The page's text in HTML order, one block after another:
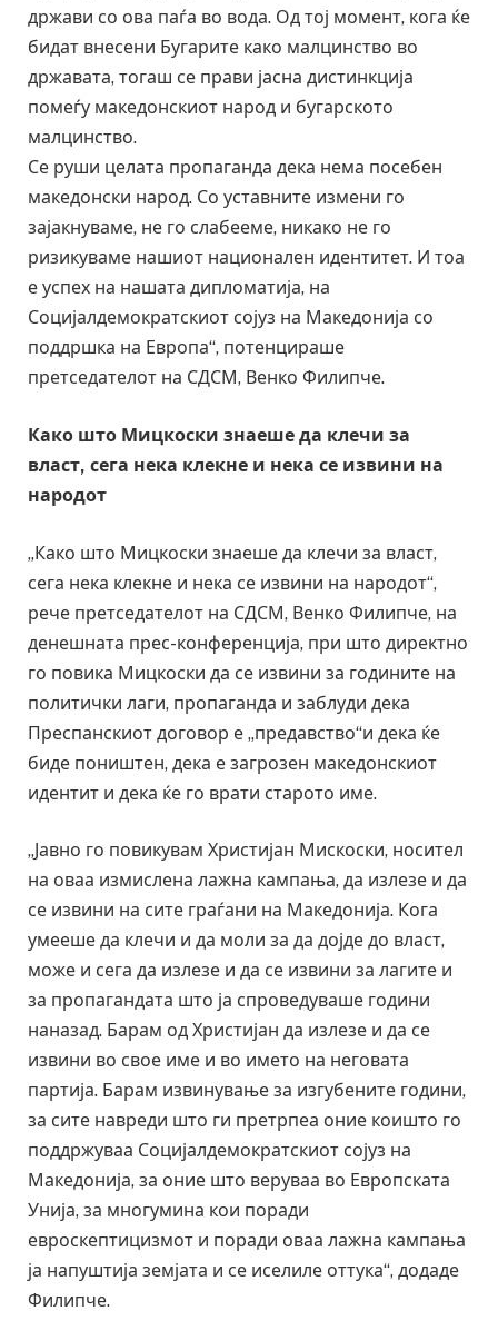
држави со ова паѓа во вода. Од тој момент, кога ќе
бидат внесени Бугарите како малцинство во
државата, тогаш се прави јасна дистинкција
помеѓу македонскиот народ и бугарското
малцинство.
Се руши целата пропаганда дека нема посебен
македонски народ. Со уставните измени го
зајакнуваме, не го слабееме, никако не го
ризикуваме нашиот национален идентитет. И тоа
е успех на нашата дипломатија, на
Социјалдемократскиот сојуз на Македонија со
поддршка на Европа“, потенцираше
претседателот на СДСМ, Венко Филипче.
Како што Мицкоски знаеше да клечи за
власт, сега нека клекне и нека се извини на
народот
„Како што Мицкоски знаеше да клечи за власт,
сега нека клекне и нека се извини на народот“,
рече претседателот на СДСМ, Венко Филипче, на
денешната прес-конференција, при што директно
го повика Мицкоски да се извини за годините на
политички лаги, пропаганда и заблуди дека
Преспанскиот договор е „предавство“и дека ќе
биде поништен, дека е загрозен македонскиот
идентит и дека ќе го врати старото име.
„Јавно го повикувам Христијан Мискоски, носител
на оваа измислена лажна кампања, да излезе и да
се извини на сите граѓани на Македонија. Кога
умееше да клечи и да моли за да дојде до власт,
може и сега да излезе и да се извини за лагите и
за пропагандата што ја спроведуваше години
наназад. Барам од Христијан да излезе и да се
извини во свое име и во името на неговата
партија. Барам извинување за изгубените години,
за сите навреди што ги претрпеа оние коишто го
поддржуваа Социјалдемократскиот сојуз на
Македонија, за оние што веруваа во Европската
Унија, за многумина кои поради
евроскептицизмот и поради оваа лажна кампања
ја напуштија земјата и се иселиле оттука“, додаде
Филипче.